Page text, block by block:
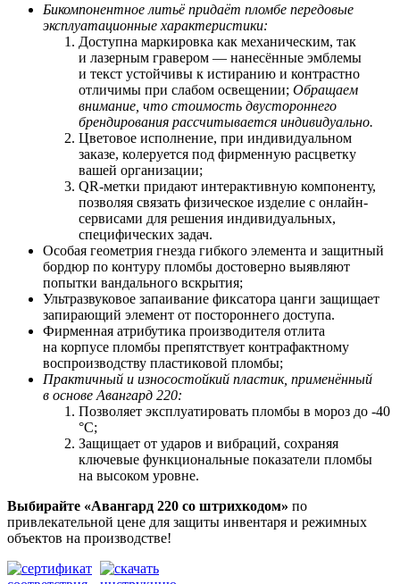
Бикомпонентное литьё придаёт пломбе передовые
эксплуатационные характеристики:
Доступна маркировка как механическим, так
и лазерным гравером — нанесённые эмблемы
и текст устойчивы к истиранию и контрастно
отличимы при слабом освещении; Обращаем
внимание, что стоимость двустороннего
брендирования рассчитывается индивидуально.
Цветовое исполнение, при индивидуальном
заказе, колеруется под фирменную расцветку
вашей организации;
QR-метки придают интерактивную компоненту,
позволяя связать физическое изделие с онлайн-
сервисами для решения индивидуальных,
специфических задач.
Особая геометрия гнезда гибкого элемента и защитный
бордюр по контуру пломбы достоверно выявляют
попытки вандального вскрытия;
Ультразвуковое запаивание фиксатора цанги защищает
запирающий элемент от постороннего доступа.
Фирменная атрибутика производителя отлита
на корпусе пломбы препятствует контрафактному
воспроизводству пластиковой пломбы;
Практичный и износостойкий пластик, применённый
в основе Авангард 220:
Позволяет эксплуатировать пломбы в мороз до -40
°С;
Защищает от ударов и вибраций, сохраняя
ключевые функциональные показатели пломбы
на высоком уровне.
Выбирайте «Авангард 220 со штрихкодом» по
привлекательной цене для защиты инвентаря и режимных
объектов на производстве!